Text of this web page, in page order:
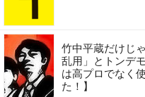
竹中平蔵だけじ
乱用」とトンデ
は高プロでなく
た！】